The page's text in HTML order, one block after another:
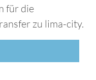
für die
zu lima-city.